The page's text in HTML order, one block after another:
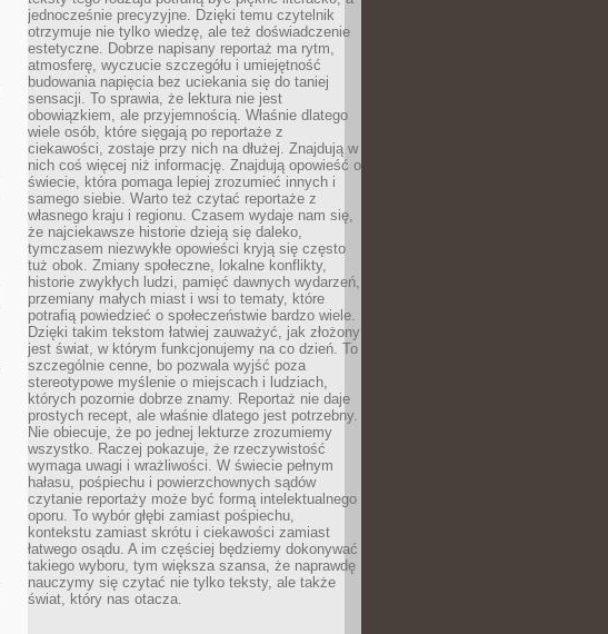
jednocześnie precyzyjne. Dzięki temu czytelnik
otrzymuje nie tylko wiedzę, ale też doświadczenie
estetyczne. Dobrze napisany reportaż ma rytm,
atmosferę, wyczucie szczegółu i umiejętność
budowania napięcia bez uciekania się do taniej
sensacji. To sprawia, że lektura nie jest
obowiązkiem, ale przyjemnością. Właśnie dlatego
wiele osób, które sięgają po reportaże z
ciekawości, zostaje przy nich na dłużej. Znajdują w
nich coś więcej niż informację. Znajdują opowieść o
świecie, która pomaga lepiej zrozumieć innych i
samego siebie. Warto też czytać reportaże z
własnego kraju i regionu. Czasem wydaje nam się,
że najciekawsze historie dzieją się daleko,
tymczasem niezwykłe opowieści kryją się często
tuż obok. Zmiany społeczne, lokalne konflikty,
historie zwykłych ludzi, pamięć dawnych wydarzeń,
przemiany małych miast i wsi to tematy, które
potrafią powiedzieć o społeczeństwie bardzo wiele.
Dzięki takim tekstom łatwiej zauważyć, jak złożony
jest świat, w którym funkcjonujemy na co dzień. To
szczególnie cenne, bo pozwala wyjść poza
stereotypowe myślenie o miejscach i ludziach,
których pozornie dobrze znamy. Reportaż nie daje
prostych recept, ale właśnie dlatego jest potrzebny.
Nie obiecuje, że po jednej lekturze zrozumiemy
wszystko. Raczej pokazuje, że rzeczywistość
wymaga uwagi i wrażliwości. W świecie pełnym
hałasu, pośpiechu i powierzchownych sądów
czytanie reportaży może być formą intelektualnego
oporu. To wybór głębi zamiast pośpiechu,
kontekstu zamiast skrótu i ciekawości zamiast
łatwego osądu. A im częściej będziemy dokonywać
takiego wyboru, tym większa szansa, że naprawdę
nauczymy się czytać nie tylko teksty, ale także
świat, który nas otacza.